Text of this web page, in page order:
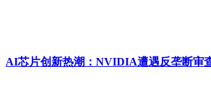
AI芯片创新热潮：NVIDIA遭遇反垄断审